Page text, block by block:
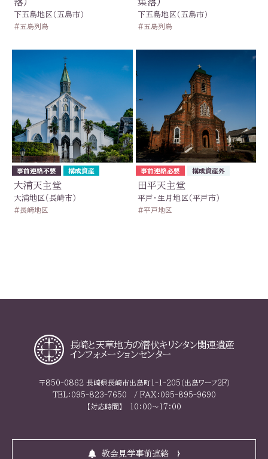
下五島地区（五島市）
五島列島
下五島地区（五島市）
五島列島
事前連絡不要 構成資産
大浦天主堂
大浦地区（長崎市）
長崎地区
事前連絡必要 構成資産外
田平天主堂
平戸・生月地区（平戸市）
平戸地区
長崎と天草地方の潜伏キリシタン関連遺産
インフォメーションセンター
〒850-0862 長崎県長崎市出島町1-1-205（出島ワーフ2F）
TEL：095-823-7650 / FAX：095-895-9690
【対応時間】 10：00～17：00
教会見学事前連絡